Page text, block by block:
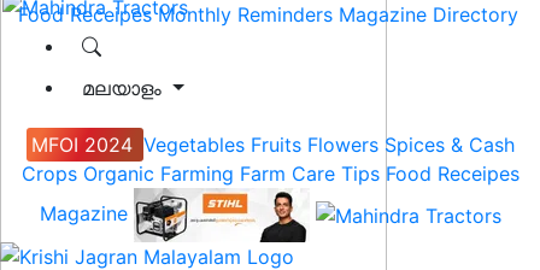
Food Receipes Monthly Reminders Magazine Directory
മലയാളം
MFOI 2024 Vegetables Fruits Flowers Spices & Cash
Crops Organic Farming Farm Care Tips Food Receipes
Magazine